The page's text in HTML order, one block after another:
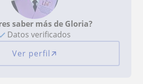
saber más de Gloria?
Datos verificados
Ver perfil